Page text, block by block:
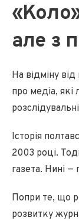
але з
На відміну
про медіа,
Історія
2003 році.
газета. Нині
Попри те, що
розвитку